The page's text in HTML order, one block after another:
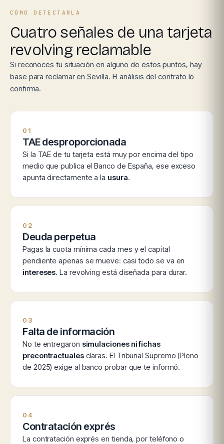
CÓMO DETECTARLA
Cuatro señales de una tarjeta
revolving reclamable
Si reconoces tu situación en alguno de estos puntos, hay
base para reclamar en Sevilla. El análisis del contrato lo
confirma.
01
TAE desproporcionada
Si la TAE de tu tarjeta está muy por encima del tipo
medio que publica el Banco de España, ese exceso
apunta directamente a la usura.
02
Deuda perpetua
Pagas la cuota mínima cada mes y el capital
pendiente apenas se mueve: casi todo se va en
intereses. La revolving está diseñada para durar.
03
Falta de información
No te entregaron simulaciones ni fichas
precontractualesclaras. El Tribunal Supremo (Pleno
de 2025) exige al banco probar que te informó.
04
Contratación exprés
La contratación exprés en tienda, por teléfono o